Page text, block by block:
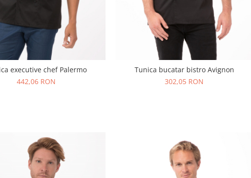
executive chef Palermo
442,06 RON
Tunica bucatar bistro Avignon
302,05 RON